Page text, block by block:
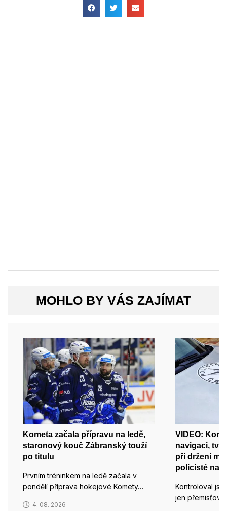
MOHLO BY VÁS ZAJÍMAT
Kometa začala přípravu na ledě,
staronový kouč Zábranský touží
po titulu
Prvním tréninkem na ledě začala v
pondělí příprava hokejové Komety…
4. 08. 2026
VIDEO:
navigaci,
při držení
policisté na
Kontroloval
jen